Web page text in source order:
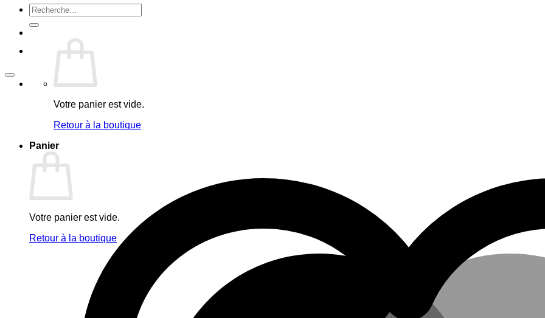
Recherche
pour :
Votre panier est vide.
Retour à la boutique
Panier
Votre panier est vide.
Retour à la boutique